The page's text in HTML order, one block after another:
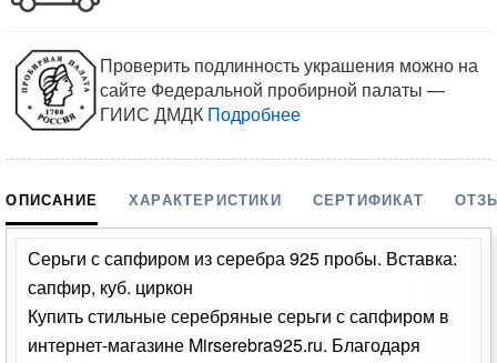
Проверить подлинность украшения можно на
сайте Федеральной пробирной палаты —
ГИИС ДМДК Подробнее
ОПИСАНИЕ ХАРАКТЕРИСТИКИ СЕРТИФИКАТ
Серьги с сапфиром из серебра 925 пробы. Вставка:
сапфир, куб. циркон
Купить стильные серебряные серьги с сапфиром в
интернет-магазине Mirserebra925.ru. Благодаря